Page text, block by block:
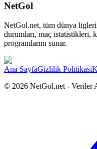
NetGol
NetGol.net, tüm dünya
durumları, maç istatistikleri,
programlarını sunar.
Ana SayfaGizlilik Politikasi
© 2026 NetGol.net - Veriler